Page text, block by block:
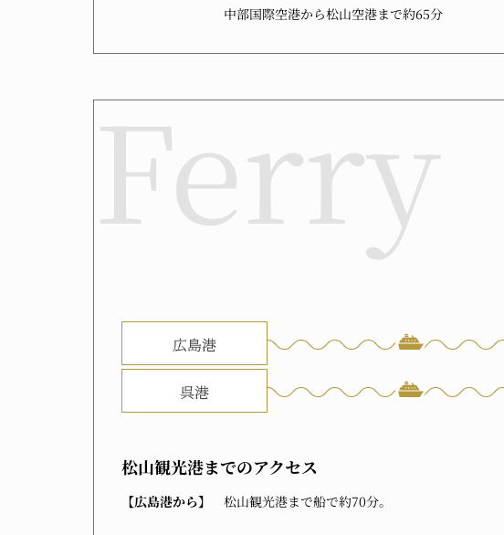
中部国際空港から松山空港まで約65分
松山観光港までのアクセス
【広島港から】 松山観光港まで船で約70分。